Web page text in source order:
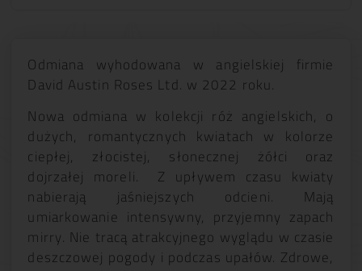
Odmiana wyhodowana w angielskiej firmie
David Austin Roses Ltd. w 2022 roku.
Nowa odmiana w kolekcji róż angielskich, o
dużych, romantycznych kwiatach w kolorze
ciepłej, złocistej, słonecznej żółci oraz
dojrzałej moreli. Z upływem czasu kwiaty
nabierają jaśniejszych odcieni. Mają
umiarkowanie intensywny, przyjemny zapach
mirry. Nie tracą atrakcyjnego wyglądu w czasie
deszczowej pogody i podczas upałów. Zdrowe,